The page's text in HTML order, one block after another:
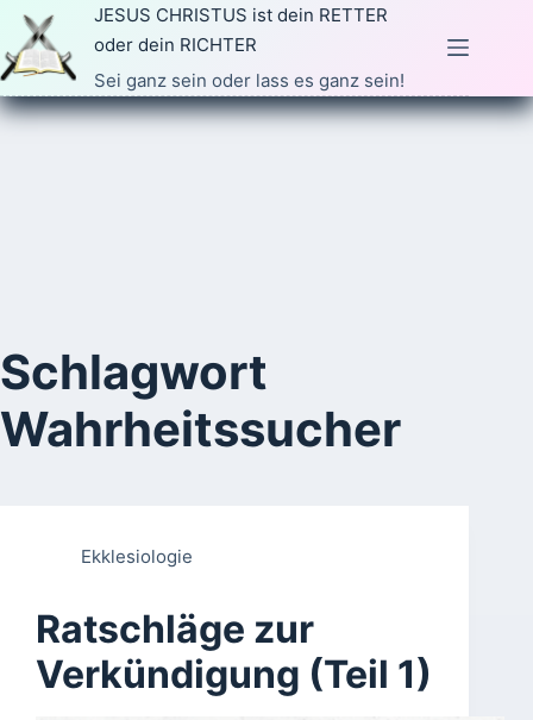
Zum
Inhalt
springen
JESUS CHRISTUS ist dein RETTER
oder dein RICHTER
Sei ganz sein oder lass es ganz sein!
Schlagwort
Wahrheitssucher
Ekklesiologie
Ratschläge zur
Verkündigung (Teil 1)